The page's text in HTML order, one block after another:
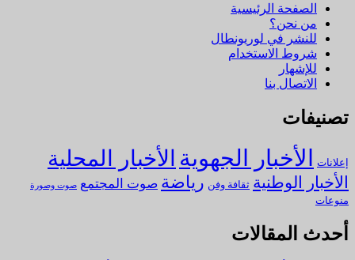
الصفحة الرئيسية
من نحن؟
للنشر في لوريونطال
شروط الاستخدام
للإشهار
الاتصال بنا
تصنيفات
إعلانات الأخبار الجهوية الأخبار المحلية
الأخبار الوطنية ثقافة وفن رياضة صوت المجتمع صوت وصورة
منوعات
أحدث المقالات